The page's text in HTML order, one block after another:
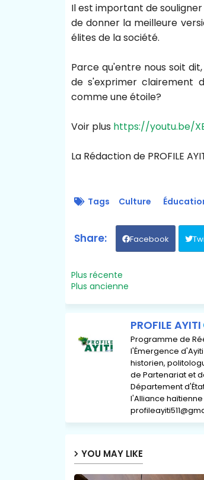
Il est important de
de donner la meilleure
élites de la société.
Parce qu'entre nous soit
de s'exprimer clairement
comme une étoile?
Voir plus https://youtu.be/
La Rédaction de PROFILE
Tags Culture
Facebook
Plus récente
Plus ancienne
PROFILE AYITI
Programme de
l'Émergence d'Ayiti
historien,
de Partenariat et
Département
l'Alliance haïtienne
YOU MAY LIKE